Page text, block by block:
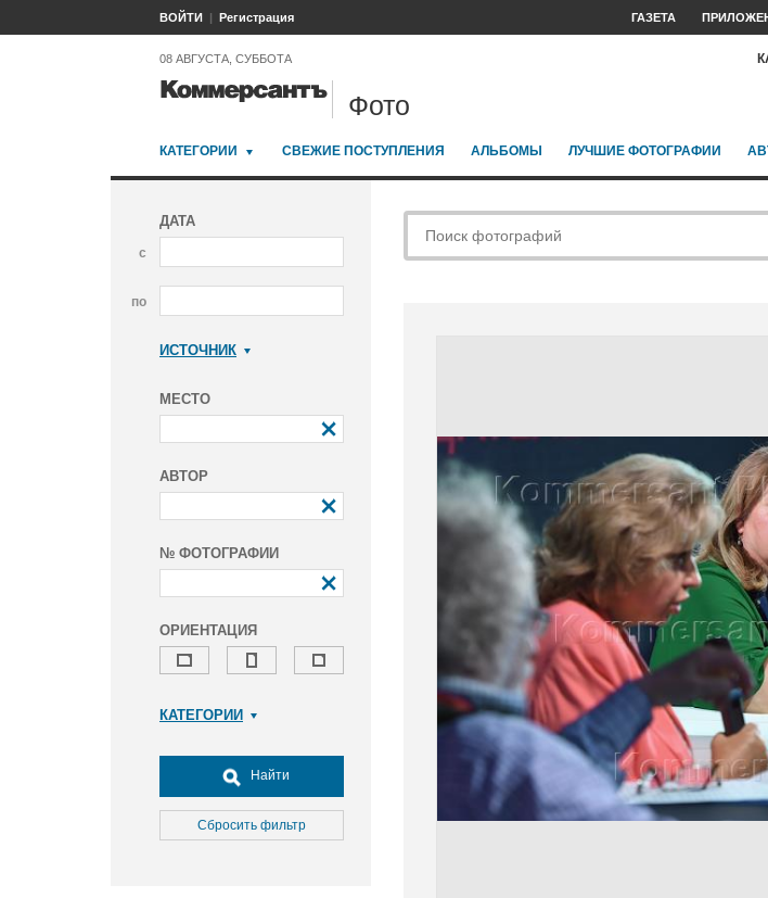
ВОЙТИ Регистрация ГАЗЕТА
08 АВГУСТА, СУББОТА
Фото
КАТЕГОРИИ СВЕЖИЕ ПОСТУПЛЕНИЯ АЛЬБОМЫ ЛУЧШИЕ ФОТОГРАФИИ
ДАТА
с
по
ИСТОЧНИК
МЕСТО
АВТОР
№ ФОТОГРАФИИ
ОРИЕНТАЦИЯ
КАТЕГОРИИ
Досуг, туризм и отдых
Культура
Медицина
Найти
Сбросить фильтр